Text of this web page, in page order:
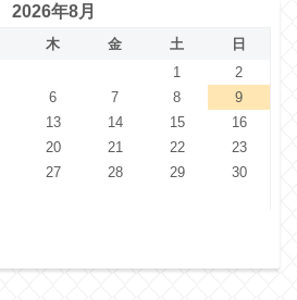
2026年8月
木 金 土
日
1
2
6 7 8
9
13 14 15
16
20 21 22
23
27 28 29
30